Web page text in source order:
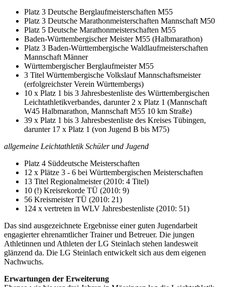
Platz 3 Deutsche Berglaufmeisterschaften M55
Platz 3 Deutsche Marathonmeisterschaften Mannschaft M50
Platz 5 Deutsche Marathonmeisterschaften M55
Baden-Württembergischer Meister M55 (Halbmarathon)
Platz 3 Baden-Württembergische Waldlaufmeisterschaften
Mannschaft Männer
Württembergischer Berglaufmeister M55
3 Titel Württembergische Volkslauf Mannschaftsmeister
(erfolgreichster Verein Württembergs)
10 x Platz 1 bis 3 Jahresbestenliste des Württembergischen
Leichtathletikverbandes, darunter 2 x Platz 1 (Mannschaft
W45 Halbmarathon, Mannschaft M55 10 km Straße)
39 x Platz 1 bis 3 Jahresbestenliste des Kreises Tübingen,
darunter 17 x Platz 1 (von Jugend B bis M75)
allgemeine Leichtathletik Schüler und Jugend
Platz 4 Süddeutsche Meisterschaften
12 x Plätze 3 - 6 bei Württembergischen Meisterschaften
13 Titel Regionalmeister (2010: 4 Titel)
10 (!) Kreisrekorde TÜ (2010: 9)
56 Kreismeister TÜ (2010: 21)
124 x vertreten in WLV Jahresbestenliste (2010: 51)
Das sind ausgezeichnete Ergebnisse einer guten Jugendarbeit
engagierter ehrenamtlicher Trainer und Betreuer. Die jungen
Athletinnen und Athleten der LG Steinlach stehen landesweit
glänzend da. Die LG Steinlach entwickelt sich aus dem eigenen
Nachwuchs.
Erwartungen der Erweiterung